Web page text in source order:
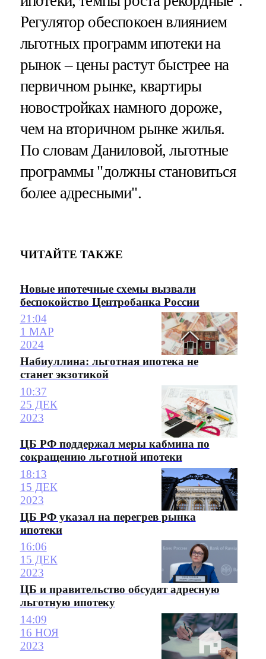
Регулятор обеспокоен влиянием
льготных программ ипотеки на
рынок – цены растут быстрее на
первичном рынке, квартиры
новостройках намного дороже,
чем на вторичном рынке жилья.
По словам Даниловой, льготные
программы "должны становиться
более адресными".
ЧИТАЙТЕ ТАКЖЕ
Новые ипотечные схемы вызвали
беспокойство Центробанка России
21:04
1 МАР
2024
Набиуллина: льготная ипотека не
станет экзотикой
10:37
25 ДЕК
2023
ЦБ РФ поддержал меры кабмина по
сокращению льготной ипотеки
18:13
15 ДЕК
2023
ЦБ РФ указал на перегрев рынка
ипотеки
16:06
15 ДЕК
2023
ЦБ и правительство обсудят адресную
льготную ипотеку
14:09
16 НОЯ
2023